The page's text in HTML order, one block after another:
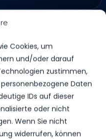
Cookies, um
und/oder darauf
zustimmen,
Daten
IDs auf dieser
oder nicht
Wenn Sie nicht
widerrufen, können
KUNSTRASEN
Deutschland